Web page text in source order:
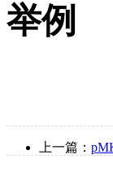
举例
上一篇：